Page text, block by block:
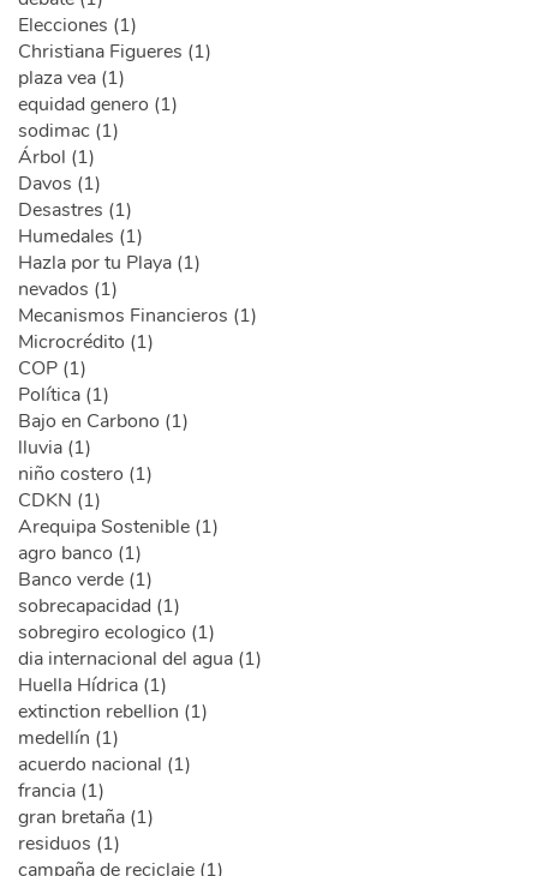
Elecciones (1)
Christiana Figueres (1)
plaza vea (1)
equidad genero (1)
sodimac (1)
Árbol (1)
Davos (1)
Desastres (1)
Humedales (1)
Hazla por tu Playa (1)
nevados (1)
Mecanismos Financieros (1)
Microcrédito (1)
COP (1)
Política (1)
Bajo en Carbono (1)
lluvia (1)
niño costero (1)
CDKN (1)
Arequipa Sostenible (1)
agro banco (1)
Banco verde (1)
sobrecapacidad (1)
sobregiro ecologico (1)
dia internacional del agua (1)
Huella Hídrica (1)
extinction rebellion (1)
medellín (1)
acuerdo nacional (1)
francia (1)
gran bretaña (1)
residuos (1)
campaña de reciclaje (1)